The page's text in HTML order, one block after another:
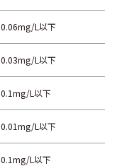
0.06mg/L以下
0.03mg/L以下
0.1mg/L以下
0.01mg/L以下
0.1mg/L以下